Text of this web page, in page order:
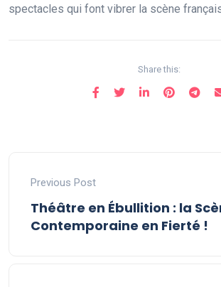
spectacles qui font vibrer la scène
Share this:
Previous Post
Théâtre en Ébullition : la
Contemporaine en Fierté !